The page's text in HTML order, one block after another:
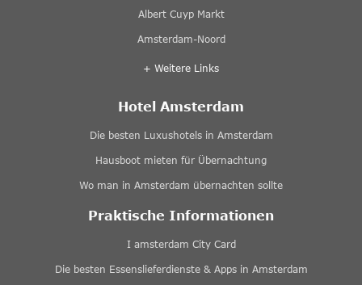
Albert Cuyp Markt
Amsterdam-Noord
+ Weitere Links
Hotel Amsterdam
Die besten Luxushotels in Amsterdam
Hausboot mieten für Übernachtung
Wo man in Amsterdam übernachten sollte
Praktische Informationen
I amsterdam City Card
Die besten Essenslieferdienste & Apps in Amsterdam